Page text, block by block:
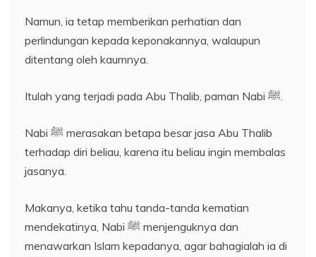
Namun, ia tetap memberikan perhatian dan
perlindungan kepada keponakannya, walaupun
ditentang oleh kaumnya.
Itulah yang terjadi pada Abu Thalib, paman Nabi ﷺ.
Nabi ﷺ merasakan betapa besar jasa Abu Thalib
terhadap diri beliau, karena itu beliau ingin membalas
jasanya.
Makanya, ketika tahu tanda-tanda kematian
mendekatinya, Nabi ﷺ menjenguknya dan
menawarkan Islam kepadanya, agar bahagialah ia di